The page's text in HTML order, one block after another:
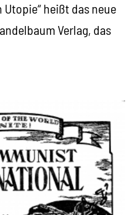
heißt das neue
Verlag, das